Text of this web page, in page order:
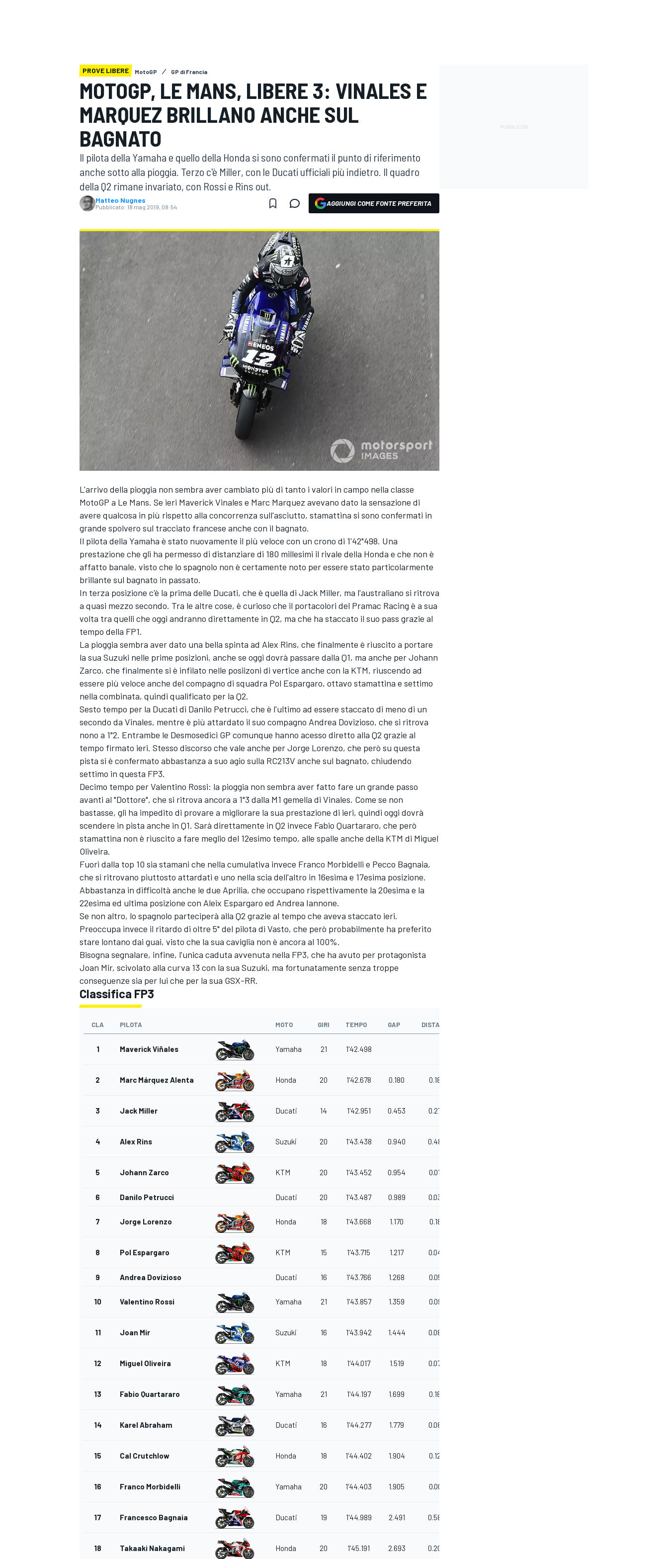
WRC
MONOPOSTO
ENDURANCE/GT
MONOMARCA
PROVE LIBERE MotoGP GP di Francia
MOTOGP, LE MANS, LIBERE 3: VINALES E
MARQUEZ BRILLANO ANCHE SUL
BAGNATO
Il pilota della Yamaha e quello della Honda si sono confermati il punto di riferimento
anche sotto alla pioggia. Terzo c'è Miller, con le Ducati ufficiali più indietro. Il quadro
della Q2 rimane invariato, con Rossi e Rins out.
Matteo Nugnes
Pubblicato: 18 mag 2019, 08:54 AGGIUNGI COME FONTE PREFERITA
L'arrivo della pioggia non sembra aver cambiato più di tanto i valori in campo nella classe
MotoGP a Le Mans. Se ieri Maverick Vinales e Marc Marquez avevano dato la sensazione di
avere qualcosa in più rispetto alla concorrenza sull'asciutto, stamattina si sono confermati in
grande spolvero sul tracciato francese anche con il bagnato.
Il pilota della Yamaha è stato nuovamente il più veloce con un crono di 1'42"498. Una
prestazione che gli ha permesso di distanziare di 180 millesimi il rivale della Honda e che non è
affatto banale, visto che lo spagnolo non è certamente noto per essere stato particolarmente
brillante sul bagnato in passato.
In terza posizione c'è la prima delle Ducati, che è quella di Jack Miller, ma l'australiano si ritrova
a quasi mezzo secondo. Tra le altre cose, è curioso che il portacolori del Pramac Racing è a sua
volta tra quelli che oggi andranno direttamente in Q2, ma che ha staccato il suo pass grazie al
tempo della FP1.
La pioggia sembra aver dato una bella spinta ad Alex Rins, che finalmente è riuscito a portare
la sua Suzuki nelle prime posizioni, anche se oggi dovrà passare dalla Q1, ma anche per Johann
Zarco, che finalmente si è infilato nelle posiizoni di vertice anche con la KTM, riuscendo ad
essere più veloce anche del compagno di squadra Pol Espargaro, ottavo stamattina e settimo
nella combinata, quindi qualificato per la Q2.
Sesto tempo per la Ducati di Danilo Petrucci, che è l'ultimo ad essere staccato di meno di un
secondo da Vinales, mentre è più attardato il suo compagno Andrea Dovizioso, che si ritrova
nono a 1"2. Entrambe le Desmosedici GP comunque hanno acesso diretto alla Q2 grazie al
tempo firmato ieri. Stesso discorso che vale anche per Jorge Lorenzo, che però su questa
pista si è confermato abbastanza a suo agio sulla RC213V anche sul bagnato, chiudendo
settimo in questa FP3.
Decimo tempo per Valentino Rossi: la pioggia non sembra aver fatto fare un grande passo
avanti al "Dottore", che si ritrova ancora a 1"3 dalla M1 gemella di Vinales. Come se non
bastasse, gli ha impedito di provare a migliorare la sua prestazione di ieri, quindi oggi dovrà
scendere in pista anche in Q1. Sarà direttamente in Q2 invece Fabio Quartararo, che però
stamattina non è riuscito a fare meglio del 12esimo tempo, alle spalle anche della KTM di Miguel
Oliveira.
Fuori dalla top 10 sia stamani che nella cumulativa invece Franco Morbidelli e Pecco Bagnaia,
che si ritrovano piuttosto attardati e uno nella scia dell'altro in 16esima e 17esima posizione.
Abbastanza in difficoltà anche le due Aprilia, che occupano rispettivamente la 20esima e la
22esima ed ultima posizione con Aleix Espargaro ed Andrea Iannone.
Se non altro, lo spagnolo parteciperà alla Q2 grazie al tempo che aveva staccato ieri.
Preoccupa invece il ritardo di oltre 5" del pilota di Vasto, che però probabilmente ha preferito
stare lontano dai guai, visto che la sua caviglia non è ancora al 100%.
Bisogna segnalare, infine, l'unica caduta avvenuta nella FP3, che ha avuto per protagonista
Joan Mir, scivolato alla curva 13 con la sua Suzuki, ma fortunatamente senza troppe
conseguenze sia per lui che per la sua GSX-RR.
Classifica FP3
CLA PILOTA MOTO GIRI TEMPO GAP DISTACCO
1 Maverick Viñales Yamaha 21 1'42.498
2 Marc Márquez Alenta Honda 20 1'42.678 0.180 0.180
3 Jack Miller Ducati 14 1'42.951 0.453 0.273
4 Alex Rins Suzuki 20 1'43.438 0.940 0.487
5 Johann Zarco KTM 20 1'43.452 0.954 0.014
6 Danilo Petrucci Ducati 20 1'43.487 0.989 0.035
7 Jorge Lorenzo Honda 18 1'43.668 1.170 0.181
8 Pol Espargaro KTM 15 1'43.715 1.217 0.047
9 Andrea Dovizioso Ducati 16 1'43.766 1.268 0.051
10 Valentino Rossi Yamaha 21 1'43.857 1.359 0.091
11 Joan Mir Suzuki 16 1'43.942 1.444 0.085
12 Miguel Oliveira KTM 18 1'44.017 1.519 0.075
13 Fabio Quartararo Yamaha 21 1'44.197 1.699 0.180
14 Karel Abraham Ducati 16 1'44.277 1.779 0.080
15 Cal Crutchlow Honda 18 1'44.402 1.904 0.125
16 Franco Morbidelli Yamaha 20 1'44.403 1.905 0.001
17 Francesco Bagnaia Ducati 19 1'44.989 2.491 0.586
18 Takaaki Nakagami Honda 20 1'45.191 2.693 0.202